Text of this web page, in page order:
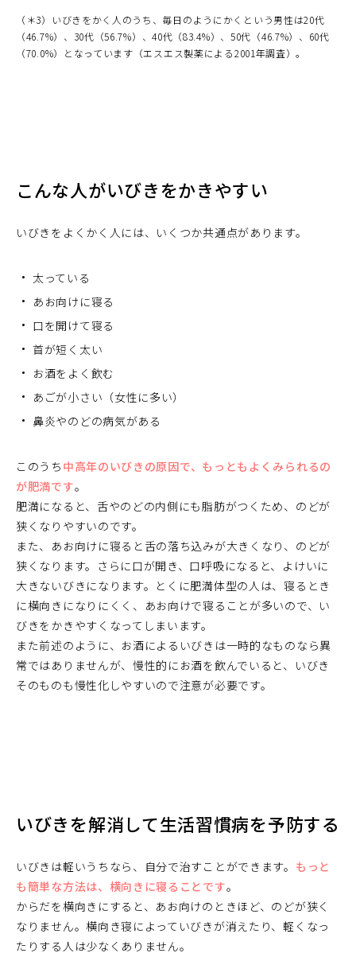
（＊3）いびきをかく人のうち、毎日のようにかくという男性は20代
（46.7%）、30代（56.7%）、40代（83.4%）、50代（46.7%）、60代
（70.0%）となっています（エスエス製薬による2001年調査）。
こんな人がいびきをかきやすい
いびきをよくかく人には、いくつか共通点があります。
太っている
あお向けに寝る
口を開けて寝る
首が短く太い
お酒をよく飲む
あごが小さい（女性に多い）
鼻炎やのどの病気がある
このうち 中高年のいびきの原因で、もっともよくみられるの
が肥満です。
肥満になると、舌やのどの内側にも脂肪がつくため、のどが
狭くなりやすいのです。
また、あお向けに寝ると舌の落ち込みが大きくなり、のどが
狭くなります。さらに口が開き、口呼吸になると、よけいに
大きないびきになります。とくに肥満体型の人は、寝るとき
に横向きになりにくく、あお向けで寝ることが多いので、い
びきをかきやすくなってしまいます。
また前述のように、お酒によるいびきは一時的なものなら異
常ではありませんが、慢性的にお酒を飲んでいると、いびき
そのものも慢性化しやすいので注意が必要です。
いびきを解消して生活習慣病を予防する
いびきは軽いうちなら、自分で治すことができます。 もっと
も簡単な方法は、横向きに寝ることです。
からだを横向きにすると、あお向けのときほど、のどが狭く
なりません。横向き寝によっていびきが消えたり、軽くなっ
たりする人は少なくありません。